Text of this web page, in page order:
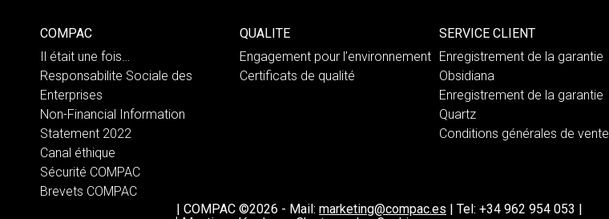
COMPAC
Il était une fois…
Responsabilite Sociale des
Enterprises
Non-Financial Information
Statement 2022
Canal éthique
Sécurité COMPAC
Brevets COMPAC
QUALITE
Engagement pour l’environnement
Certificats de qualité
SERVICE CLIENT
Enregistrement de la garantie
Obsidiana
Enregistrement de la garantie
Quartz
Conditions générales de vente
| COMPAC ©2026 - Mail: marketing@compac.es | Tel: +34 962 954 053 |